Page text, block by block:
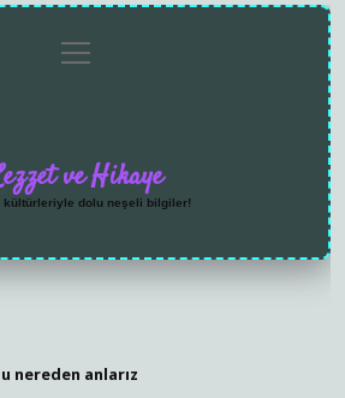
menüyü
aç
ve Hikaye
kültürleriyle dolu neşeli bilgiler!
nereden anlarız